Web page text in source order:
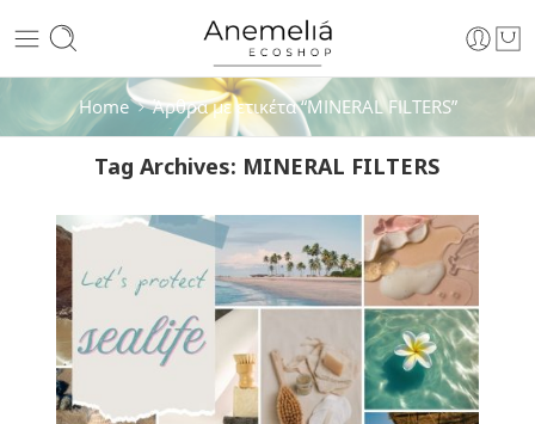
Home Άρθρα με ετικέτα “MINERAL FILTERS”
Tag Archives: MINERAL FILTERS